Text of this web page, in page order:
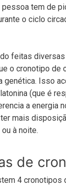
pessoa tem de
o ciclo
feitas
o cronotipo de
genética. Isso
(que é
a energia
mais
à noite.
de
4 cronotipos